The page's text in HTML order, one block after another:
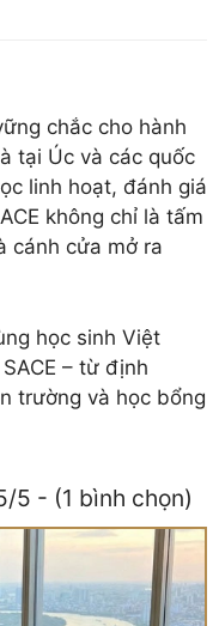
chắc cho hành
tại Úc và các quốc
linh hoạt, đánh giá
không chỉ là tấm
cánh cửa mở ra
học sinh Việt
– từ định
trường và học bổng
5 - (1 bình chọn)